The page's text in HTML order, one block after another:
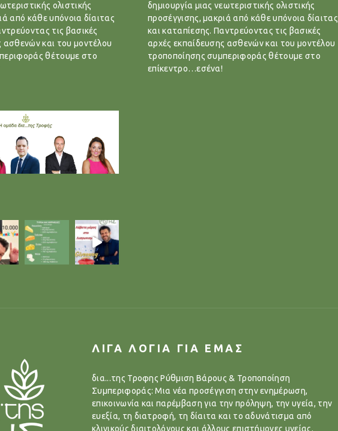
ολιστικής
από κάθε υπόνοια δίαιτας
τις βασικές
ασθενών και του μοντέλου
θέτουμε στο
δημιουργία μιας νεωτεριστικής ολιστικής
προσέγγισης, μακριά από κάθε υπόνοια δίαιτας
και καταπίεσης. Παντρεύοντας τις βασικές
αρχές εκπαίδευσης ασθενών και του μοντέλου
τροποποίησης συμπεριφοράς θέτουμε στο
επίκεντρο…εσένα!
ΛΙΓΑ ΛΟΓΙΑ ΓΙΑ ΕΜΑΣ
δια...της Τροφης Ρύθμιση Βάρους & Τροποποίηση
Συμπεριφοράς: Μια νέα προσέγγιση στην ενημέρωση,
επικοινωνία και παρέμβαση για την πρόληψη, την υγεία, την
ευεξία, τη διατροφή, τη δίαιτα και το αδυνάτισμα από
κλινικούς διαιτολόγους και άλλους επιστήμονες υγείας.